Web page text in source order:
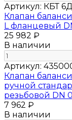
Артикул: КБТ
Клапан
L фланцевый
25 982 ₽
В наличии
Артикул:
Клапан
ручной
резьбовой DN
7 962 ₽
В наличии